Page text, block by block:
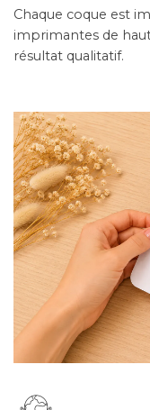
Chaque coque est
imprimantes de
résultat qualitatif.